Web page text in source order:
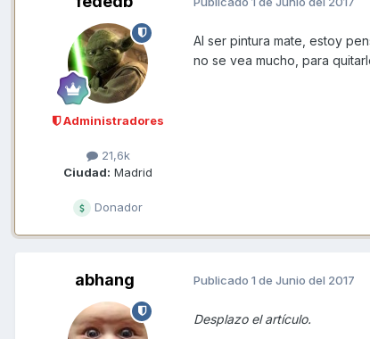
Administradores
21,6k
Ciudad: Madrid
Donador
Al ser pintura mate, estoy
no se vea mucho, para
abhang Publicado 1 de Junio del 2017
Desplazo el artículo.